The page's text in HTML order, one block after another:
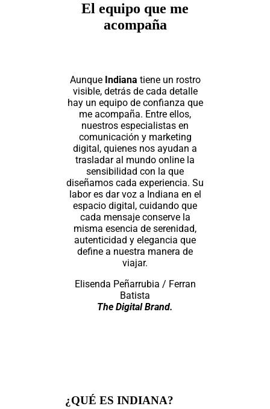
El equipo que me
acompaña
AunqueIndiana tiene un rostro
visible, detrás de cada detalle
hay un equipo de confianza que
me acompaña. Entre ellos,
nuestros especialistas en
comunicación y marketing
digital, quienes nos ayudan a
trasladar al mundo online la
sensibilidad con la que
diseñamos cada experiencia. Su
labor es dar voz a Indiana en el
espacio digital, cuidando que
cada mensaje conserve la
misma esencia de serenidad,
autenticidad y elegancia que
define a nuestra manera de
viajar.
Elisenda Peñarrubia / Ferran
Batista
The Digital Brand.
¿QUÉ ES INDIANA?